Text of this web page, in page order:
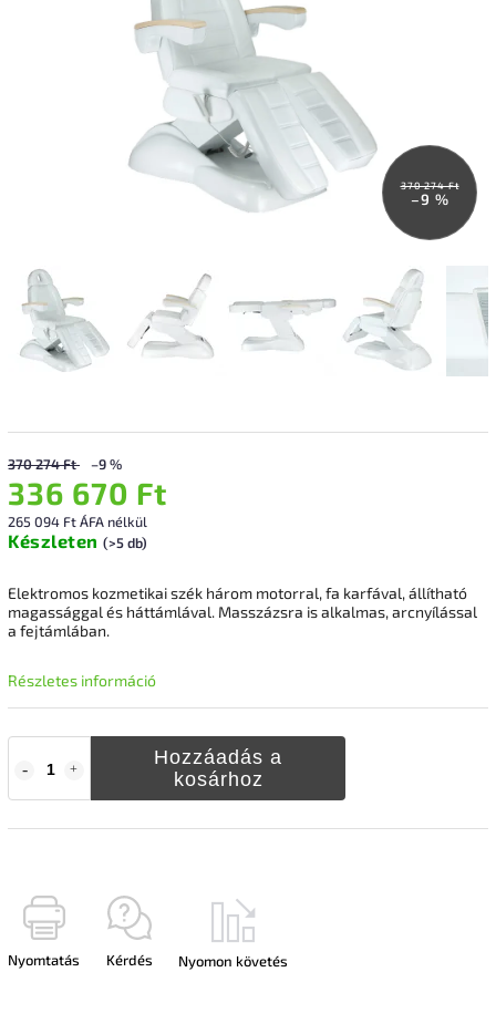
370 274 Ft
–9 %
370 274 Ft –9 %
336 670 Ft
265 094 Ft ÁFA nélkül
Készleten (>5 db)
Hozzáadás a
kosárhoz
Elektromos kozmetikai szék három motorral, fa karfával, állítható
magassággal és háttámlával. Masszázsra is alkalmas, arcnyílással
a fejtámlában.
Részletes információ
Nyomtatás Kérdés Nyomon követés